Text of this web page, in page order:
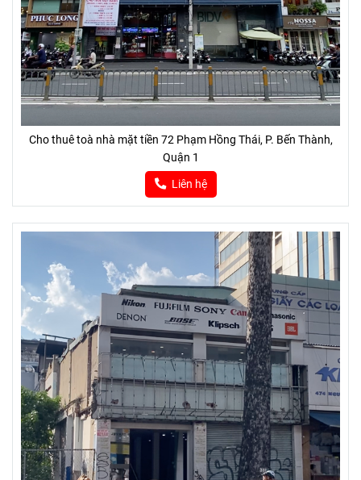
Cho thuê toà nhà mặt tiền 72 Phạm Hồng Thái, P. Bến Thành,
Quận 1
Liên hệ